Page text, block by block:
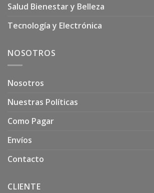
Salud Bienestar y Belleza
Tecnología y Electrónica
NOSOTROS
Nosotros
Nuestras Políticas
Como Pagar
Envíos
Contacto
CLIENTE